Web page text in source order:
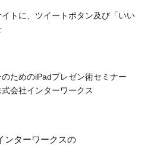
トに、ツイートボタン及び「いい
のためのiPadプレゼン術セミナー
会社インターワークス
ンターワークスの